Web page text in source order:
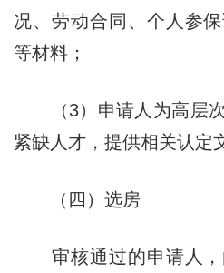
况、劳动合同、个人参
等材料；
（3）申请人为高层次
紧缺人才，提供相关认定
（四）选房
审核通过的申请人，